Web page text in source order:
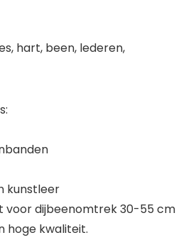
hart, been, lederen,
kunstleer
voor dijbeenomtrek 30-55 cm
hoge kwaliteit.